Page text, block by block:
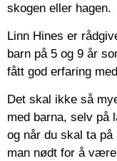
skogen eller hagen.
Linn Hines er
barn på 5 og 9 år
fått god erfaring
Det skal ikke så
med barna, selv på
og når du skal ta
man nødt for å